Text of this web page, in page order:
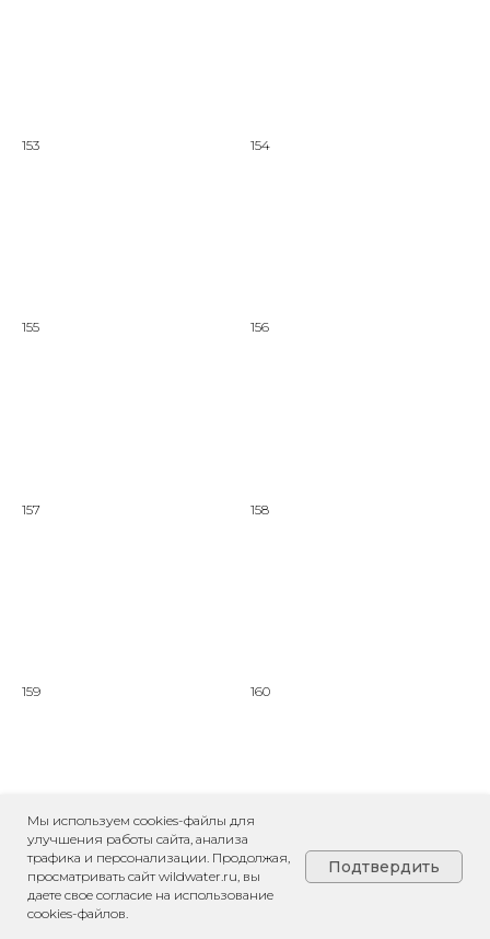
153 154
155 156
157 158
159 160
161 162
Мы используем cookies-файлы для
улучшения работы сайта, анализа
трафика и персонализации. Продолжая,
просматривать сайт wildwater.ru, вы
даете свое согласие на использование
cookies-файлов.
Подтвердить